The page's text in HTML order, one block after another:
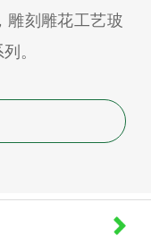
雕刻雕花工艺玻
。